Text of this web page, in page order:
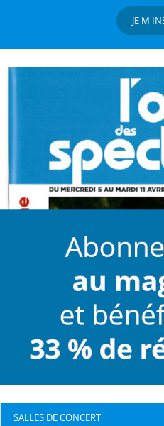
JE
SALLES DE CONCERT